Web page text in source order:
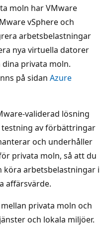
moln har VMware
vSphere och
arbetsbelastningar
nya virtuella datorer
privata moln.
på sidan Azure
validerad lösning
av förbättringar
och underhåller
privata moln, så att du
köra arbetsbelastningar i
affärsvärde.
privata moln och
och lokala miljöer.